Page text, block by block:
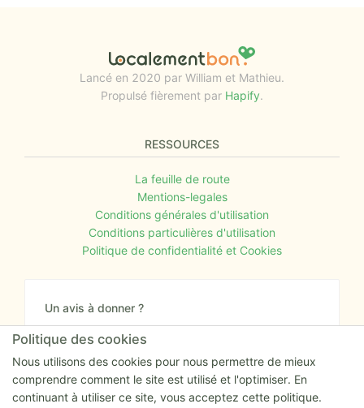
Lancé en 2020 par William et Mathieu.
Propulsé fièrement par Hapify.
RESSOURCES
La feuille de route
Mentions-legales
Conditions générales d'utilisation
Conditions particulières d'utilisation
Politique de confidentialité et Cookies
Un avis à donner ?
Donnez nous votre avis sur le site ou proposez
nous tout simplement vos nouvelles idées.
Nous écrire
Politique des cookies
Nous utilisons des cookies pour nous permettre de mieux
comprendre comment le site est utilisé et l'optimiser. En
continuant à utiliser ce site, vous acceptez cette politique.